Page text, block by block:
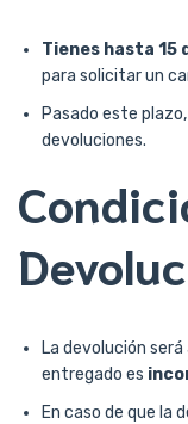
Tienes hasta 15
para solicitar un
Pasado este
devoluciones.
La devolución
entregado es
En caso de que la